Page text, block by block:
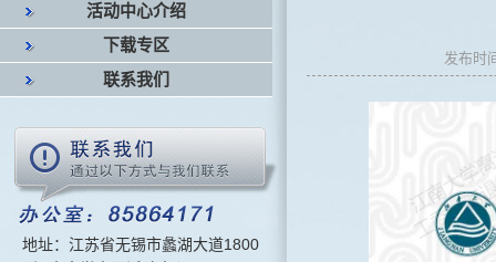
活动中心介绍
下载专区
联系我们
地址：江苏省无锡市蠡湖大道1800
发布时